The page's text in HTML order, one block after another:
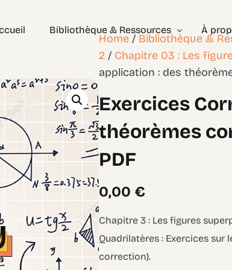
Bibliothèque & Ressources
Exercices Corrigés
– les bases Géométrie – Niveau
À
Home / Bibliothèque &
2 / Chapitre 03 : Les
application : des
Exercices
théorèmes
PDF
0,00€
Chapitre 3 : Les figures
Quadrilatères : Exercices sur
correction).